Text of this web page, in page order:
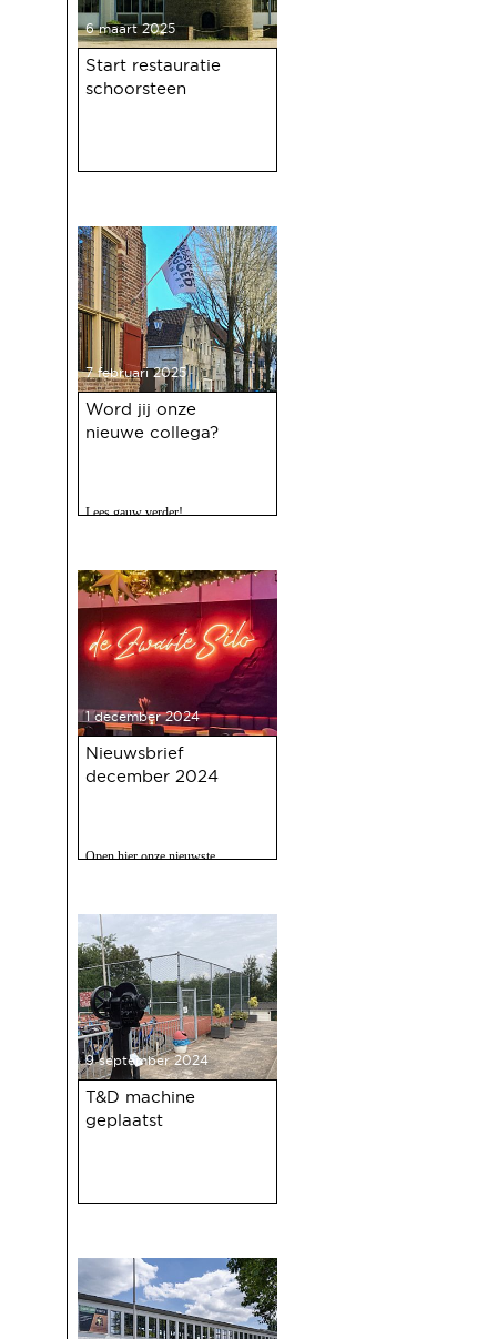
6 maart 2025
Start restauratie
schoorsteen
7 februari 2025
Word jij onze
nieuwe collega?
Lees gauw verder!
1 december 2024
Nieuwsbrief
december 2024
Open hier onze nieuwste
12 december a.s.
9 september 2024
T&D machine
geplaatst